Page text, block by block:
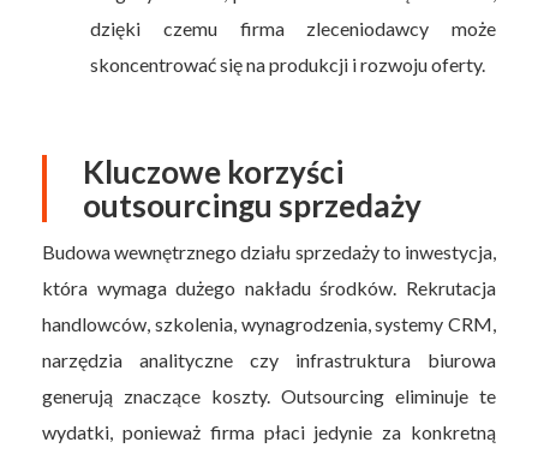
dzięki czemu firma zleceniodawcy może
skoncentrować się na produkcji i rozwoju oferty.
Kluczowe korzyści
outsourcingu sprzedaży
Budowa wewnętrznego działu sprzedaży to inwestycja,
która wymaga dużego nakładu środków. Rekrutacja
handlowców, szkolenia, wynagrodzenia, systemy CRM,
narzędzia analityczne czy infrastruktura biurowa
generują znaczące koszty. Outsourcing eliminuje te
wydatki, ponieważ firma płaci jedynie za konkretną